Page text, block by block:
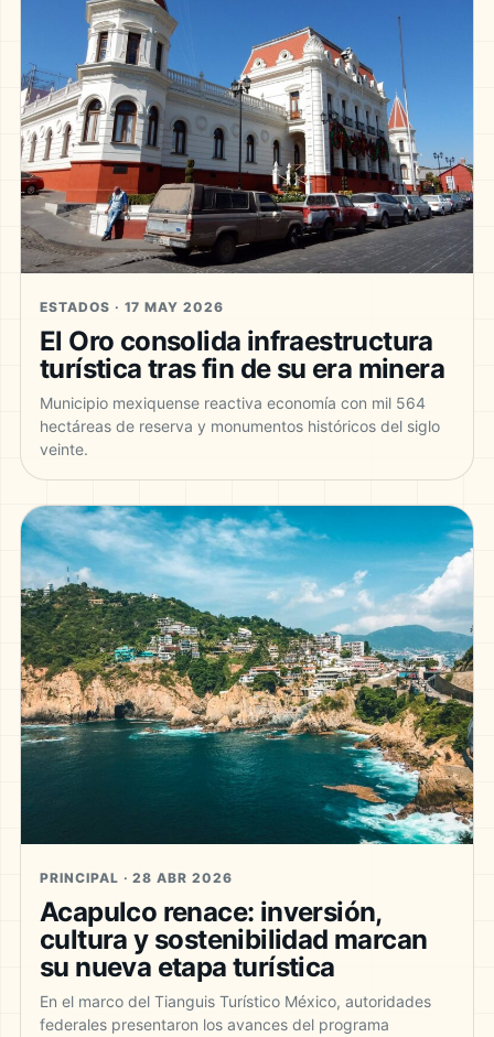
ESTADOS · 17 MAY 2026
El Oro consolida infraestructura
turística tras fin de su era minera
Municipio mexiquense reactiva economía con mil 564
hectáreas de reserva y monumentos históricos del siglo
veinte.
PRINCIPAL · 28 ABR 2026
Acapulco renace: inversión,
cultura y sostenibilidad marcan
su nueva etapa turística
En el marco del Tianguis Turístico México, autoridades
federales presentaron los avances del programa